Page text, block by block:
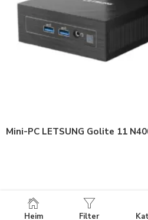
Mini-PC LETSUNG Golite 11
Heim Filter